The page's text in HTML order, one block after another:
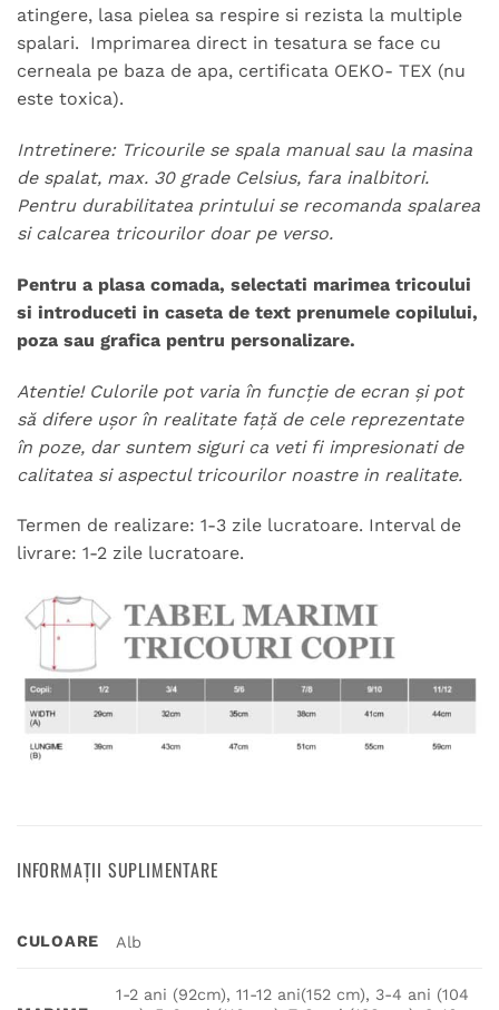
atingere, lasa pielea sa respire si rezista la multiple
spalari. Imprimarea direct in tesatura se face cu
cerneala pe baza de apa, certificata OEKO- TEX (nu
este toxica).
Intretinere: Tricourile se spala manual sau la masina
de spalat, max. 30 grade Celsius, fara inalbitori.
Pentru durabilitatea printului se recomanda spalarea
si calcarea tricourilor doar pe verso.
Pentru a plasa comada, selectati marimea tricoului
si introduceti in caseta de text prenumele copilului,
poza sau grafica pentru personalizare.
Atentie! Culorile pot varia în funcție de ecran și pot
să difere ușor în realitate față de cele reprezentate
în poze, dar suntem siguri ca veti fi impresionati de
calitatea si aspectul tricourilor noastre in realitate.
Termen de realizare: 1-3 zile lucratoare. Interval de
livrare: 1-2 zile lucratoare.
INFORMAȚII SUPLIMENTARE
CULOARE Alb
1-2 ani (92cm), 11-12 ani(152 cm), 3-4 ani (104